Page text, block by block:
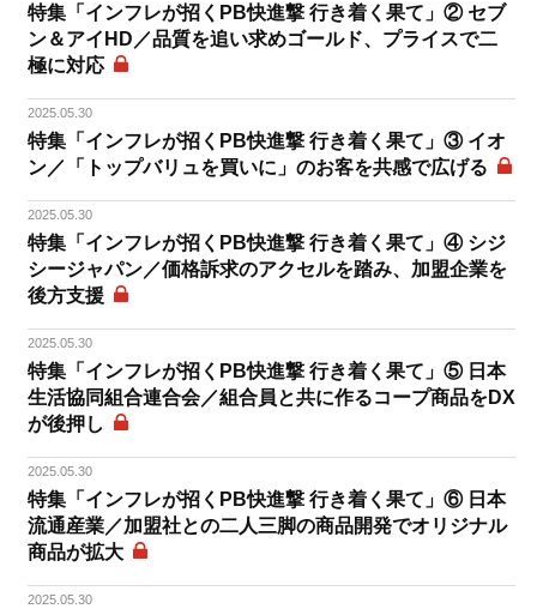
特集「インフレが招くPB快進撃 行き着く果て」② セブ
ン＆アイHD／品質を追い求めゴールド、プライスで二
極に対応
2025.05.30
特集「インフレが招くPB快進撃 行き着く果て」③ イオ
ン／「トップバリュを買いに」のお客を共感で広げる
2025.05.30
特集「インフレが招くPB快進撃 行き着く果て」④ シジ
シージャパン／価格訴求のアクセルを踏み、加盟企業を
後方支援
2025.05.30
特集「インフレが招くPB快進撃 行き着く果て」⑤ 日本
生活協同組合連合会／組合員と共に作るコープ商品をDX
が後押し
2025.05.30
特集「インフレが招くPB快進撃 行き着く果て」⑥ 日本
流通産業／加盟社との二人三脚の商品開発でオリジナル
商品が拡大
2025.05.30